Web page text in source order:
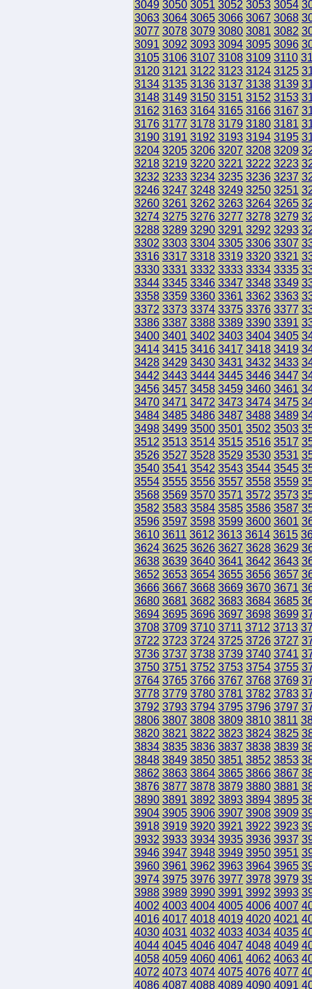
3049 3050 3051 3052 3053 3054
3063 3064 3065 3066 3067 3068
3077 3078 3079 3080 3081 3082
3091 3092 3093 3094 3095 3096
3105 3106 3107 3108 3109 3110
3120 3121 3122 3123 3124 3125
3134 3135 3136 3137 3138 3139
3148 3149 3150 3151 3152 3153
3162 3163 3164 3165 3166 3167
3176 3177 3178 3179 3180 3181
3190 3191 3192 3193 3194 3195
3204 3205 3206 3207 3208 3209
3218 3219 3220 3221 3222 3223
3232 3233 3234 3235 3236 3237
3246 3247 3248 3249 3250 3251
3260 3261 3262 3263 3264 3265
3274 3275 3276 3277 3278 3279
3288 3289 3290 3291 3292 3293
3302 3303 3304 3305 3306 3307
3316 3317 3318 3319 3320 3321
3330 3331 3332 3333 3334 3335
3344 3345 3346 3347 3348 3349
3358 3359 3360 3361 3362 3363
3372 3373 3374 3375 3376 3377
3386 3387 3388 3389 3390 3391
3400 3401 3402 3403 3404 3405
3414 3415 3416 3417 3418 3419
3428 3429 3430 3431 3432 3433
3442 3443 3444 3445 3446 3447
3456 3457 3458 3459 3460 3461
3470 3471 3472 3473 3474 3475
3484 3485 3486 3487 3488 3489
3498 3499 3500 3501 3502 3503
3512 3513 3514 3515 3516 3517
3526 3527 3528 3529 3530 3531
3540 3541 3542 3543 3544 3545
3554 3555 3556 3557 3558 3559
3568 3569 3570 3571 3572 3573
3582 3583 3584 3585 3586 3587
3596 3597 3598 3599 3600 3601
3610 3611 3612 3613 3614 3615
3624 3625 3626 3627 3628 3629
3638 3639 3640 3641 3642 3643
3652 3653 3654 3655 3656 3657
3666 3667 3668 3669 3670 3671
3680 3681 3682 3683 3684 3685
3694 3695 3696 3697 3698 3699
3708 3709 3710 3711 3712 3713
3722 3723 3724 3725 3726 3727
3736 3737 3738 3739 3740 3741
3750 3751 3752 3753 3754 3755
3764 3765 3766 3767 3768 3769
3778 3779 3780 3781 3782 3783
3792 3793 3794 3795 3796 3797
3806 3807 3808 3809 3810 3811
3820 3821 3822 3823 3824 3825
3834 3835 3836 3837 3838 3839
3848 3849 3850 3851 3852 3853
3862 3863 3864 3865 3866 3867
3876 3877 3878 3879 3880 3881
3890 3891 3892 3893 3894 3895
3904 3905 3906 3907 3908 3909
3918 3919 3920 3921 3922 3923
3932 3933 3934 3935 3936 3937
3946 3947 3948 3949 3950 3951
3960 3961 3962 3963 3964 3965
3974 3975 3976 3977 3978 3979
3988 3989 3990 3991 3992 3993
4002 4003 4004 4005 4006 4007
4016 4017 4018 4019 4020 4021
4030 4031 4032 4033 4034 4035
4044 4045 4046 4047 4048 4049
4058 4059 4060 4061 4062 4063
4072 4073 4074 4075 4076 4077
4086 4087 4088 4089 4090 4091